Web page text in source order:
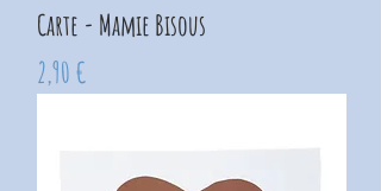
Carte - Mamie Bisous
Prix
2,90 €